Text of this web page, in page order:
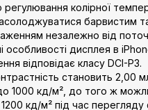
колірної
барвистим
незалежно від
особливості дисплея в
відповідає класу DCI-P3.
становить 2,00
1000 кд/м², до того ж
кд/м² під час перегляду